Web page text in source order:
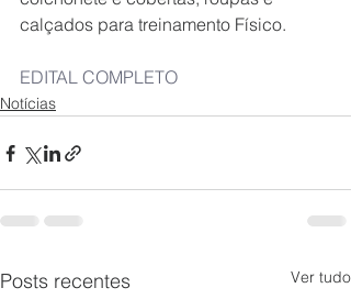
calçados para treinamento Físico.
EDITAL COMPLETO
Notícias
Posts recentes Ver tudo